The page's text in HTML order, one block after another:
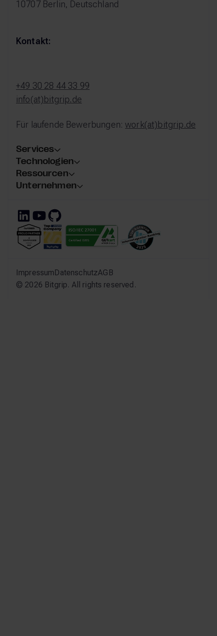
10707 Berlin, Deutschland
Kontakt:
+49 30 28 44 33 99
info(at)bitgrip.de
Für laufende Bewerbungen:work(at)bitgrip.de
Services
Technologien
Ressourcen
Unternehmen
© 2026 Bitgrip. All rights reserved.
Impressum DatenschutzAGB